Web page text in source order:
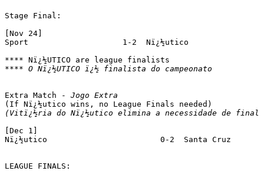
Stage Final:
[Nov 24]
Sport			 1-2  Nï¿½utico
**** O Nï¿½UTICO ï¿½ finalista do campeonato
Extra Match - Jogo Extra
(Vitï¿½ria do Nï¿½utico elimina a necessidade de final
[Dec 1]
Nï¿½utico			 0-2  Santa Cruz
LEAGUE FINALS: